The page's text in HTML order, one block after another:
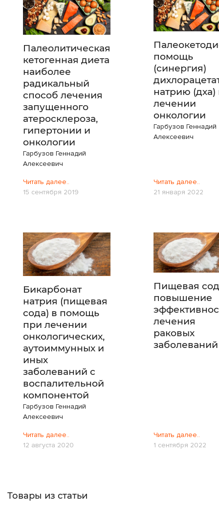
Палеолитическая
кетогенная диета
наиболее
радикальный
способ лечения
запущенного
атеросклероза,
гипертонии и
онкологии
Гарбузов Геннадий
Алексеевич
Читать далее..
15 сентября 2019
помощь
(синергия)
натрию (дха)
лечении
онкологии
Гарбузов Геннадий
Алексеевич
Читать далее..
21 января 2022
Бикарбонат
натрия (пищевая
сода) в помощь
при лечении
онкологических,
аутоиммунных и
иных
заболеваний с
воспалительной
компонентой
Гарбузов Геннадий
Алексеевич
Читать далее..
12 августа 2020
​​​​​​​Пищевая
повышение
лечения
раковых
заболеваний
Читать далее..
1 сентября 2022
Товары из статьи